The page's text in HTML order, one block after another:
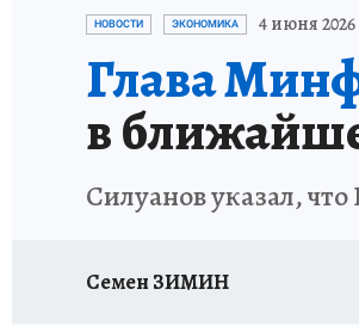
ИСПЫТАНО НА СЕБЕ
НОВОСТИ ЭКОНОМИКА 4 июня 2026
Глава
в
Силуанов указал,
Семен ЗИМИН